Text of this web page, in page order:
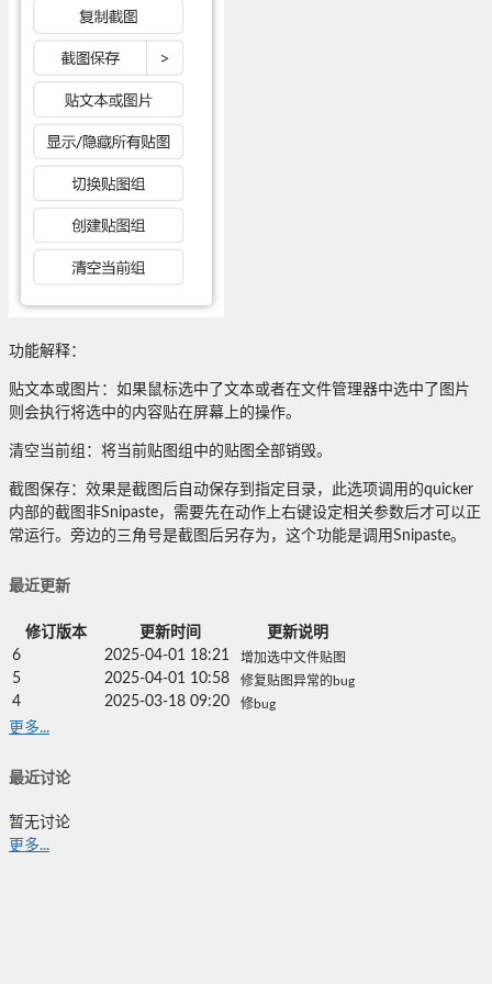
功能解释：
贴文本或图片：如果鼠标选中了文本或者在文件管理器中选中了图片
则会执行将选中的内容贴在屏幕上的操作。
清空当前组：将当前贴图组中的贴图全部销毁。
截图保存：效果是截图后自动保存到指定目录，此选项调用的quicker
内部的截图非Snipaste，需要先在动作上右键设定相关参数后才可以正
常运行。旁边的三角号是截图后另存为，这个功能是调用Snipaste。
最近更新
修订版本 更新时间
更新说明
6
2025-04-01 18:21 增加选中文件贴图
5 2025-04-01 10:58 修复贴图异常的bug
4 2025-03-18 09:20 修bug
更多...
最近讨论
暂无讨论
更多...